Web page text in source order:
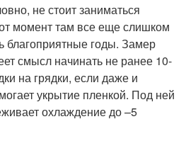
не стоит заниматься
момент там все еще слишком
благоприятные годы. Замер
смысл начинать не ранее 10-
на грядки, если даже и
укрытие пленкой. Под ней
охлаждение до –5